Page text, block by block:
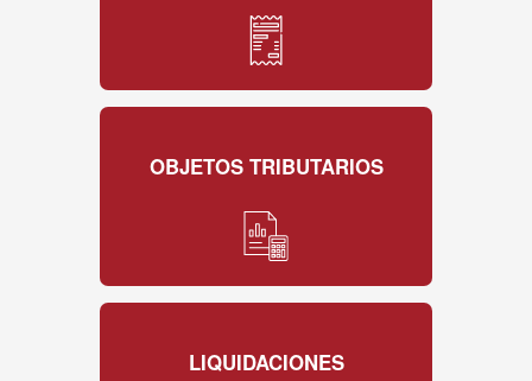
OBJETOS TRIBUTARIOS
LIQUIDACIONES